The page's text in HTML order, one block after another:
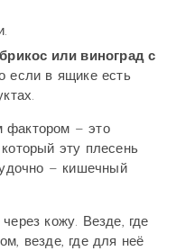
или виноград с
если в ящике есть
фактором – это
эту плесень
– кишечный
кожу. Везде, где
везде, где для неё